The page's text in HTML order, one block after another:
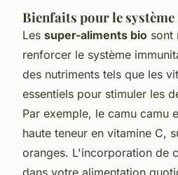
Bienfaits pour le
Les super-aliments bio sont
renforcer le système
des nutriments tels que les
essentiels pour stimuler les
Par exemple, le camu camu
haute teneur en vitamine C,
oranges. L'incorporation de
dans votre alimentation